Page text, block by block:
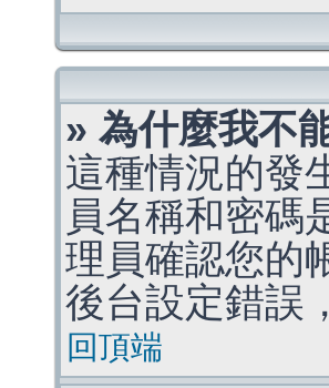
» 為什麼我不
這種情況的發
員名稱和密碼
理員確認您的
後台設定錯誤
回頂端